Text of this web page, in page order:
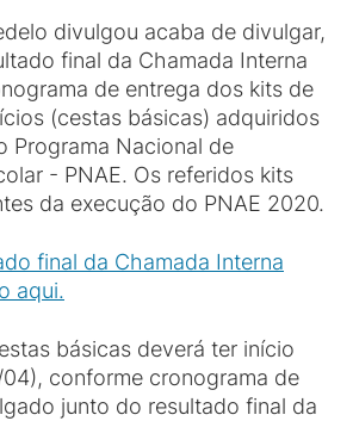
divulgou acaba de divulgar,
final da Chamada Interna
de entrega dos kits de
(cestas básicas) adquiridos
Programa Nacional de
- PNAE. Os referidos kits
da execução do PNAE 2020.
final da Chamada Interna
aqui.
básicas deverá ter início
conforme cronograma de
junto do resultado final da